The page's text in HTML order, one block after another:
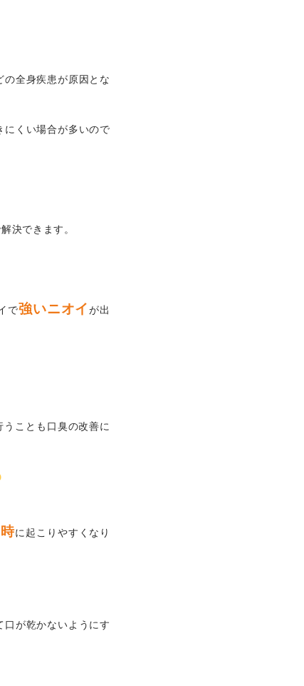
全身疾患が原因とな
にくい場合が多いので
決できます。
で強いニオイが出
うことも口臭の改善に
に起こりやすくなり
が乾かないようにす